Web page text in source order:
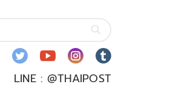
LINE : @THAIPOST